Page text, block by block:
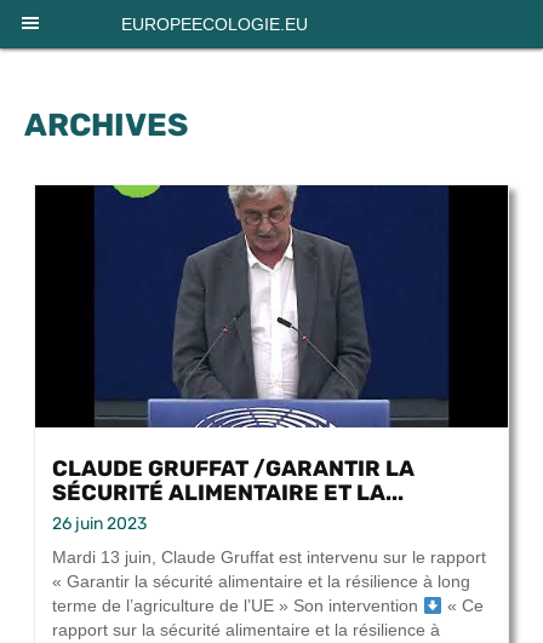
EUROPEECOLOGIE.EU
ARCHIVES
CLAUDE GRUFFAT /GARANTIR LA
SÉCURITÉ ALIMENTAIRE ET LA...
26 juin 2023
Mardi 13 juin, Claude Gruffat est intervenu sur le rapport
« Garantir la sécurité alimentaire et la résilience à long
terme de l’agriculture de l’UE » Son intervention
« Ce
rapport sur la sécurité alimentaire et la résilience à